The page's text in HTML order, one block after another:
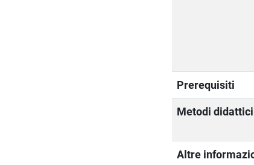
Prerequisiti
Metodi didattici
Altre